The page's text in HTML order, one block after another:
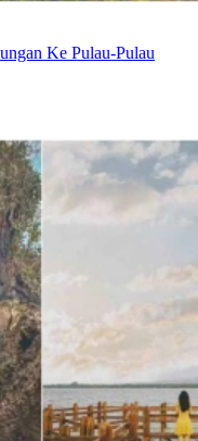
Ke Pulau-Pulau